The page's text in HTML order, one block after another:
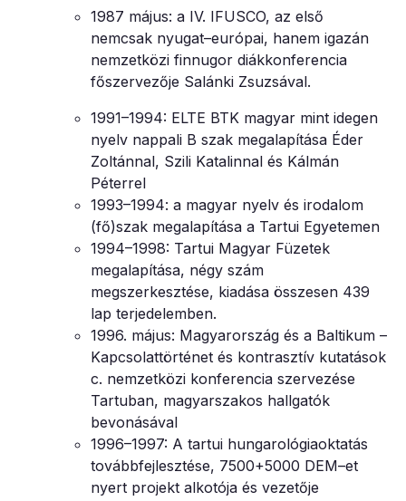
1987 május: a IV. IFUSCO, az első
nemcsak nyugat–európai, hanem igazán
nemzetközi finnugor diákkonferencia
főszervezője Salánki Zsuzsával.
1991–1994: ELTE BTK magyar mint idegen
nyelv nappali B szak megalapítása Éder
Zoltánnal, Szili Katalinnal és Kálmán
Péterrel
1993–1994: a magyar nyelv és irodalom
(fő)szak megalapítása a Tartui Egyetemen
1994–1998: Tartui Magyar Füzetek
megalapítása, négy szám
megszerkesztése, kiadása összesen 439
lap terjedelemben.
1996. május: Magyarország és a Baltikum –
Kapcsolattörténet és kontrasztív kutatások
c. nemzetközi konferencia szervezése
Tartuban, magyarszakos hallgatók
bevonásával
1996–1997: A tartui hungarológiaoktatás
továbbfejlesztése, 7500+5000 DEM–et
nyert projekt alkotója és vezetője